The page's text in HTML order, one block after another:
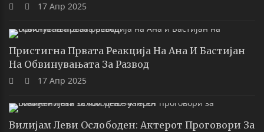
17 Апр 2025
Пристигна Првата Реакција На Ана И Бастијан
На Обвинувањата За Развод
17 Апр 2025
Вилијам Леви Ослободен: Актерот Проговори За